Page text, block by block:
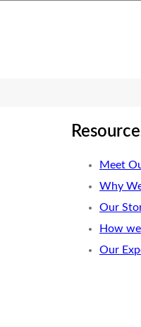
Meet
Why
Our
How
Our